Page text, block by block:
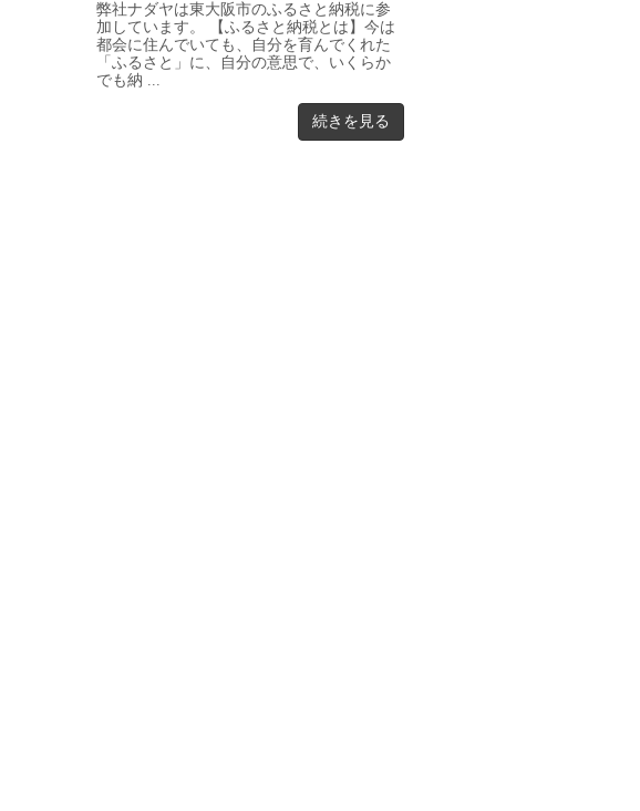
弊社ナダヤは東大阪市のふるさと納税に参
加しています。 【ふるさと納税とは】今は
都会に住んでいても、自分を育んでくれた
「ふるさと」に、自分の意思で、いくらか
でも納 ...
続きを見る